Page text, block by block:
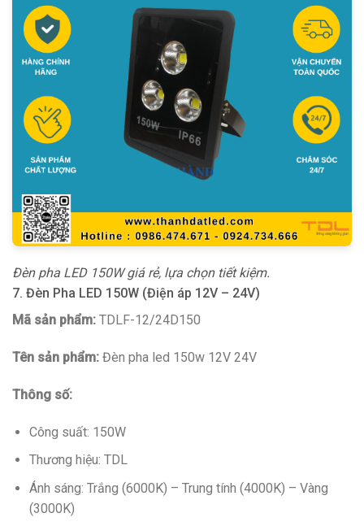
Đèn pha LED 150W giá rẻ, lựa chọn tiết kiệm.
7. Đèn Pha LED 150W (Điện áp 12V – 24V)
Mã sản phẩm: TDLF-12/24D150
Tên sản phẩm: Đèn pha led 150w 12V 24V
Thông số:
Công suất: 150W
Thương hiệu: TDL
Ánh sáng: Trắng (6000K) – Trung tính (4000K) – Vàng
(3000K)